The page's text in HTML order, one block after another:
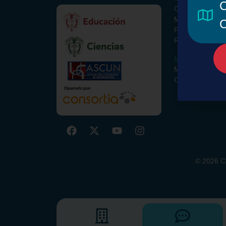
ORCID
Metodología
Paquete Básico
Recursos
Miembros y
Comisiones
© 2026